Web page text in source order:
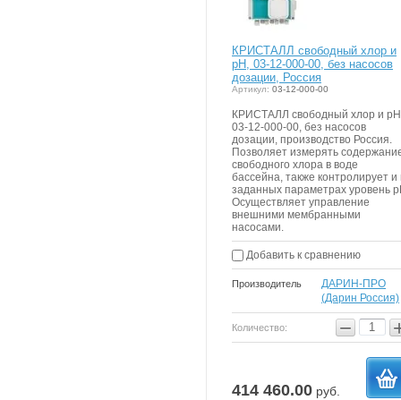
КРИСТАЛЛ свободный хлор и
рН, 03-12-000-00, без насосов
дозации, Россия
Артикул: 03-12-000-00
КРИСТАЛЛ свободный хлор и
03-12-000-00, без насосов
дозации, производство Россия.
Позволяет измерять
свободного хлора в воде
бассейна, также контролирует и
заданных параметрах уровень
Осуществляет управление
внешними мембранными
насосами.
Добавить к сравнению
Производитель
ДАРИН-ПРО
(Дарин Россия)
Количество: −
414 460.00 руб.